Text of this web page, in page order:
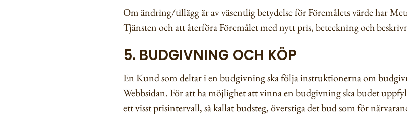
Om ändring/tillägg är av väsentlig betydelse för Föremålets värde har
Tjänsten och att återföra Föremålet med nytt pris, beteckning och
5. BUDGIVNING OCH KÖP
En Kund som deltar i en budgivning ska följa instruktionerna om
Webbsidan. För att ha möjlighet att vinna en budgivning ska budet
ett visst prisintervall, så kallat budsteg, överstiga det bud som för